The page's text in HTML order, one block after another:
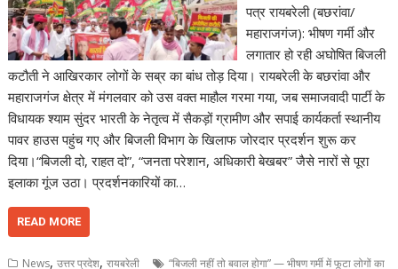
पत्र रायबरेली (बछरांवा/
महाराजगंज): भीषण गर्मी और
लगातार हो रही अघोषित बिजली
कटौती ने आखिरकार लोगों के सब्र का बांध तोड़ दिया। रायबरेली के बछरांवा और
महाराजगंज क्षेत्र में मंगलवार को उस वक्त माहौल गरमा गया, जब समाजवादी पार्टी के
विधायक श्याम सुंदर भारती के नेतृत्व में सैकड़ों ग्रामीण और सपाई कार्यकर्ता स्थानीय
पावर हाउस पहुंच गए और बिजली विभाग के खिलाफ जोरदार प्रदर्शन शुरू कर
दिया।“बिजली दो, राहत दो”, “जनता परेशान, अधिकारी बेखबर” जैसे नारों से पूरा
इलाका गूंज उठा। प्रदर्शनकारियों का…
READ MORE
News,उत्तर प्रदेश,रायबरेली “बिजली नहीं तो बवाल होगा” — भीषण गर्मी में फूटा लोगों का